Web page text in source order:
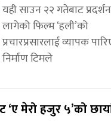
यही साउन २२ गतेबाट
लागेको फिल्म ‘हली’को
प्रचारप्रसारलाई व्यापक
निर्माण टिमले
‘ए मेरो हजुर ५’को